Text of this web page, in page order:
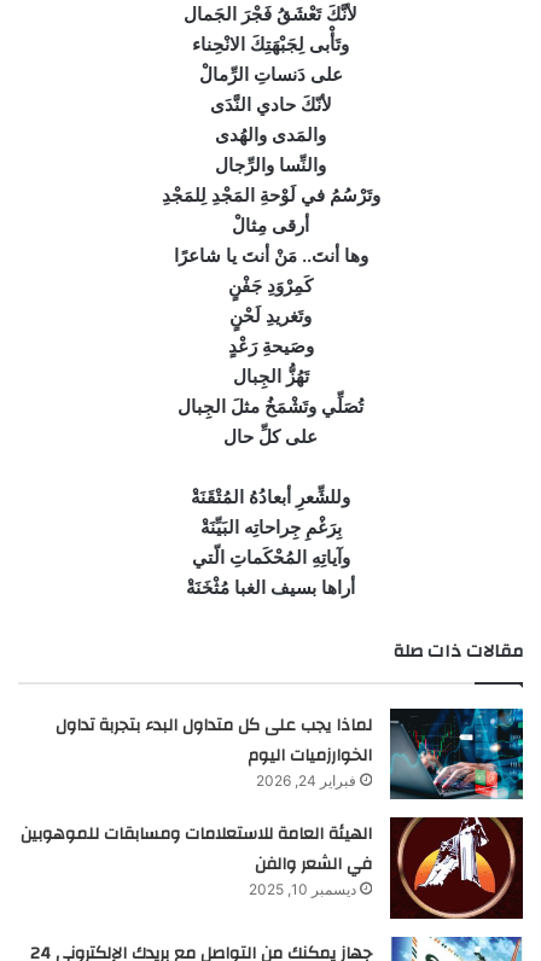
لأنَّكَ تَعْشَقُ فَجْرَ الجَمال
وتَأْبى لِجَبْهَتِكَ الانْحِناء
على دَنساتِ الرِّمالْ
لأنّكَ حادي النَّدَى
والمَدى والهُدى
والنِّسا والرِّجال
وتَرْسُمُ في لَوْحةِ المَجْدِ لِلمَجْدِ
أرقى مِثالْ
وها أنتَ.. مَنْ أنتَ يا شاعرًا
كَمِرْوَدِ جَفْنٍ
وتَغريدِ لَحْنٍ
وصَيحةِ رَعْدٍ
تَهُزُّ الجِبال
تُصَلِّي وتَشْمَخُ مثلَ الجِبال
على كلِّ حال
وللشِّعرِ أبعادُهُ المُتْقَنَةْ
بِرَغْمِ جِراحاتِه البَيِّنَةْ
وآياتِهِ المُحْكَماتِ الّتي
أراها بسيف الغبا مُثْخَنَةْ
مقالات ذات صلة
لماذا يجب على كل متداول البدء بتجربة تداول
الخوارزميات اليوم
فبراير 24, 2026
الهيئة العامة للاستعلامات ومسابقات للموهوبين
في الشعر والفن
ديسمبر 10, 2025
جهاز يمكنك من التواصل مع بريدك الإلكتروني 24